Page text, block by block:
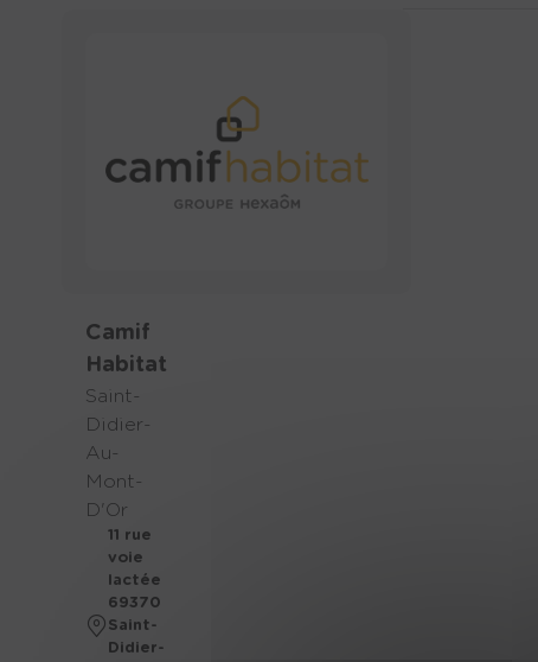
Camif
Habitat
Saint-
Didier-
Au-
Mont-
D'Or
11 rue
voie
lactée
69370
Saint-
Didier-